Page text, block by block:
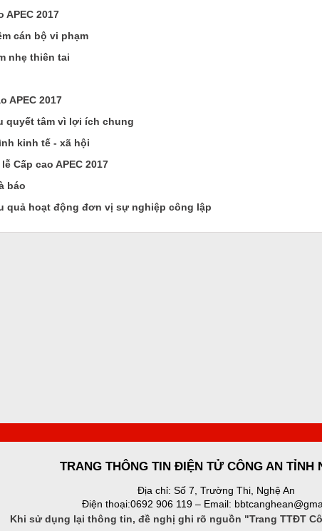
2017
cán bộ vi phạm
nhẹ thiên tai
APEC 2017
quyết tâm vì lợi ích chung
kinh tế - xã hội
Cấp cao APEC 2017
báo
quả hoạt động đơn vị sự nghiệp công lập
TRANG THÔNG TIN ĐIỆN TỬ CÔNG AN TỈNH
Địa chỉ: Số 7, Trường Thi, Nghệ An
Điện thoại:0692 906 119 – Email:
Khi sử dụng lại thông tin, đề nghị ghi rõ nguồn "Trang TTĐT